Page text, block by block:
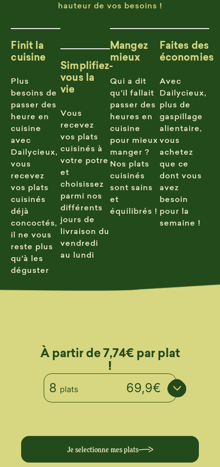
hauteur de vos besoins !
Finit la
cuisine
Plus
besoins de
passer des
heure en
cuisine
avec
Dailycieux,
vous
recevez
vos plats
cuisinés
déjà
concoctés,
il ne vous
reste plus
qu'à les
déguster
Simplifiez-
vous la
vie
Vous
recevez
vos plats
cuisinés à
votre potre
et
choisissez
parmi nos
différents
jours de
livraison du
vendredi
au lundi
Mangez
mieux
Qui a dit
qu'il fallait
passer des
heures en
cuisine
pour mieux
manger ?
Nos plats
cuisinés
sont sains
et
équilibrés !
Faites des
économies
Avec
Dailycieux,
plus de
gaspillage
alientaire,
vous
achetez
que ce
dont vous
avez
besoin
pour la
semaine !
À partir de 7,74€ par plat
!
8 plats 69,9€
Je selectionne mes plats